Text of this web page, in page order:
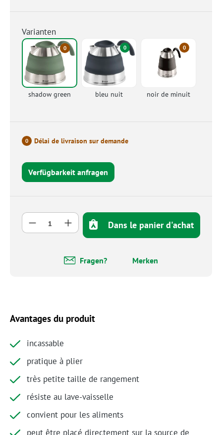
Varianten
0
shadow green
0
bleu nuit
0
noir de minuit
0 Délai de livraison sur demande
Verfügbarkeit anfragen
Quantité de produit : Entrez la quantité
Dans le panier d'achat
Fragen? Merken
Avantages du produit
incassable
pratique à plier
très petite taille de rangement
résiste au lave-vaisselle
convient pour les aliments
peut être placé directement sur la source de